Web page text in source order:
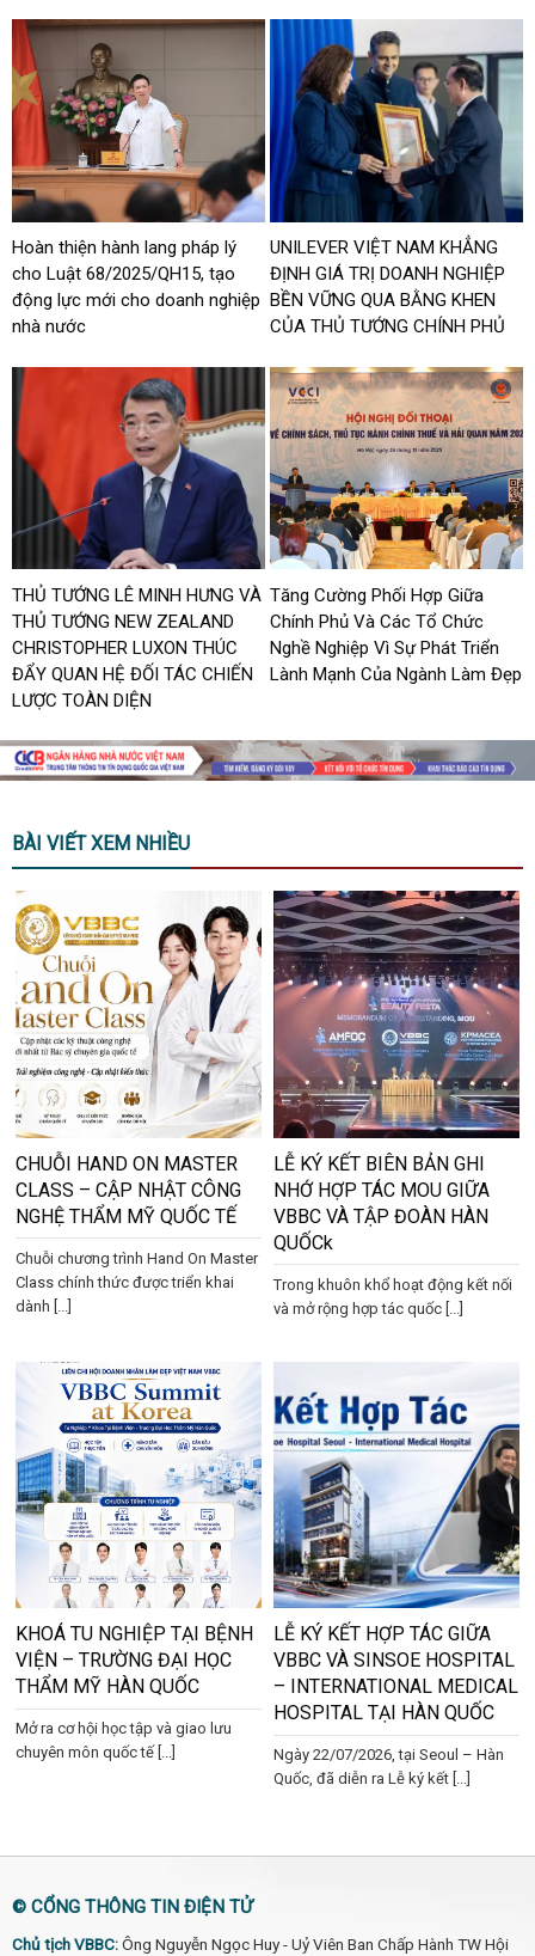
Hoàn thiện hành lang pháp lý
cho Luật 68/2025/QH15, tạo
động lực mới cho doanh nghiệp
nhà nước
UNILEVER VIỆT NAM KHẲNG
ĐỊNH GIÁ TRỊ DOANH NGHIỆP
BỀN VỮNG QUA BẰNG KHEN
CỦA THỦ TƯỚNG CHÍNH PHỦ
THỦ TƯỚNG LÊ MINH HƯNG VÀ
THỦ TƯỚNG NEW ZEALAND
CHRISTOPHER LUXON THÚC
ĐẨY QUAN HỆ ĐỐI TÁC CHIẾN
LƯỢC TOÀN DIỆN
Tăng Cường Phối Hợp Giữa
Chính Phủ Và Các Tổ Chức
Nghề Nghiệp Vì Sự Phát Triển
Lành Mạnh Của Ngành Làm Đẹp
BÀI VIẾT XEM NHIỀU
CHUỖI HAND ON MASTER
CLASS – CẬP NHẬT CÔNG
NGHỆ THẨM MỸ QUỐC TẾ
Chuỗi chương trình Hand On Master
Class chính thức được triển khai
dành [...]
LỄ KÝ KẾT BIÊN BẢN GHI
NHỚ HỢP TÁC MOU GIỮA
VBBC VÀ TẬP ĐOÀN HÀN
QUỐCk
Trong khuôn khổ hoạt động kết nối
và mở rộng hợp tác quốc [...]
KHOÁ TU NGHIỆP TẠI BỆNH
VIỆN – TRƯỜNG ĐẠI HỌC
THẨM MỸ HÀN QUỐC
Mở ra cơ hội học tập và giao lưu
chuyên môn quốc tế [...]
LỄ KÝ KẾT HỢP TÁC GIỮA
VBBC VÀ SINSOE HOSPITAL
– INTERNATIONAL MEDICAL
HOSPITAL TẠI HÀN QUỐC
Ngày 22/07/2026, tại Seoul – Hàn
Quốc, đã diễn ra Lễ ký kết [...]
© CỔNG THÔNG TIN ĐIỆN TỬ
Chủ tịch VBBC:Ông Nguyễn Ngọc Huy - Uỷ Viên Ban Chấp Hành TW Hội